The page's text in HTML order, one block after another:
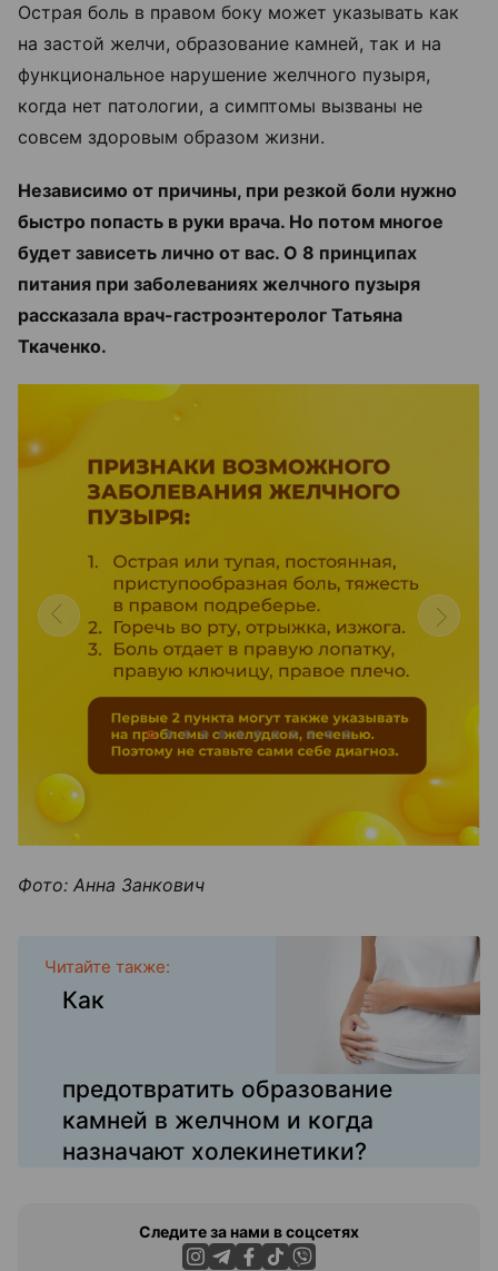
Острая боль в правом боку может указывать как
на застой желчи, образование камней, так и на
функциональное нарушение желчного пузыря,
когда нет патологии, а симптомы вызваны не
совсем здоровым образом жизни.
Независимо от причины, при резкой боли нужно
быстро попасть в руки врача. Но потом многое
будет зависеть лично от вас. О 8 принципах
питания при заболеваниях желчного пузыря
рассказала врач-гастроэнтеролог Татьяна
Ткаченко.
Фото: Анна Занкович
Читайте также:
Как
предотвратить образование
камней в желчном и когда
назначают холекинетики?
Следите за нами в соцсетях